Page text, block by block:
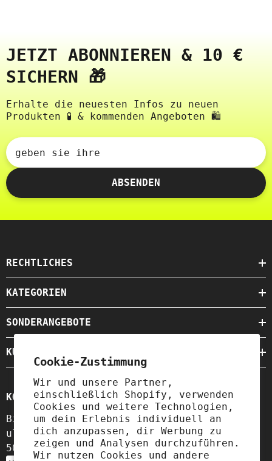
Cookie-Zustimmung
Wir und unsere Partner,
einschließlich Shopify, verwenden
Cookies und weitere Technologien,
um dein Erlebnis individuell an
dich anzupassen, dir Werbung zu
zeigen und Analysen durchzuführen.
Wir nutzen Cookies und andere
JETZT ABONNIEREN & 10 €
SICHERN 🎁
Erhalte die neuesten Infos zu neuen
Produkten 🧪 & kommenden Angeboten 🛍️
geben sie ihre
ABSENDEN
RECHTLICHES
KATEGORIEN
SONDERANGEBOTE
KUNDENSERVICE
KONTAKT
Biogo S.A.
ul. Szewska 18,
50-139 Wrocław, Polen